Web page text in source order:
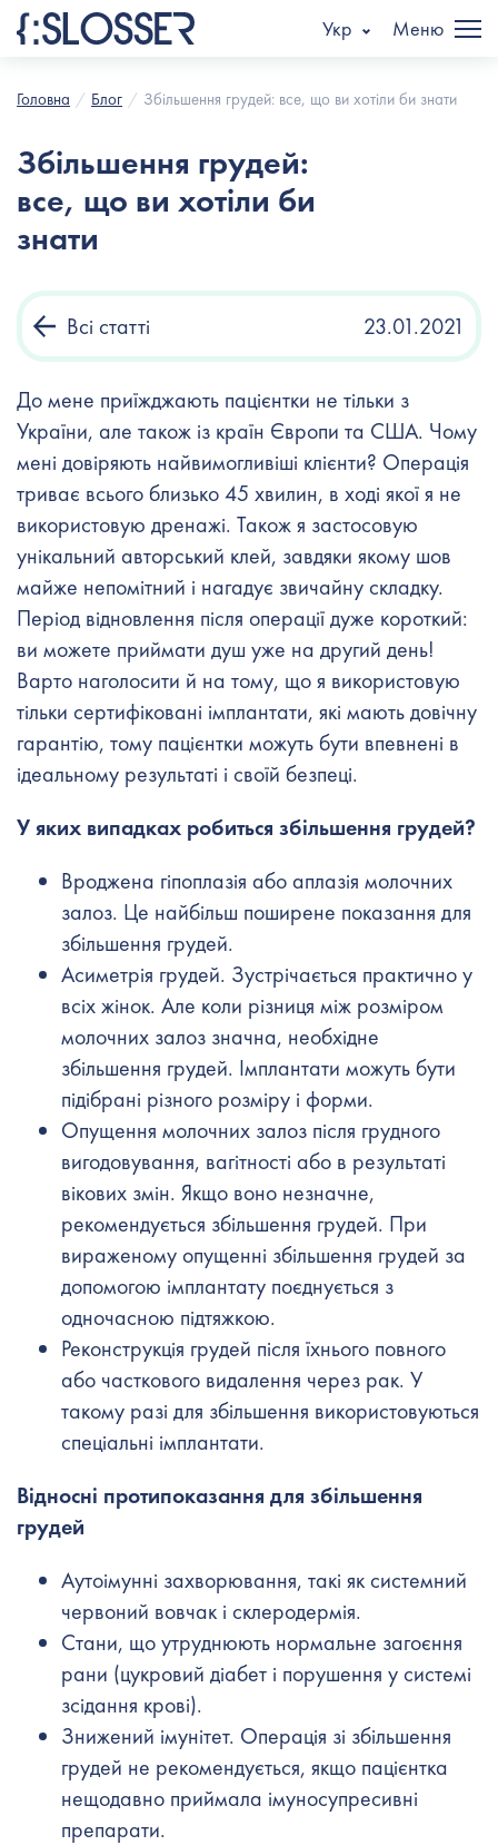
Укр Меню
Головна Блог Збільшення грудей: все, що ви хотіли би знати
Збільшення грудей:
все, що ви хотіли би
знати
Всі статті 23.01.2021
До мене приїжджають пацієнтки не тільки з
України, але також із країн Європи та США. Чому
мені довіряють найвимогливіші клієнти? Операція
триває всього близько 45 хвилин, в ході якої я не
використовую дренажі. Також я застосовую
унікальний авторський клей, завдяки якому шов
майже непомітний і нагадує звичайну складку.
Період відновлення після операції дуже короткий:
ви можете приймати душ уже на другий день!
Варто наголосити й на тому, що я використовую
тільки сертифіковані імплантати, які мають довічну
гарантію, тому пацієнтки можуть бути впевнені в
ідеальному результаті і своїй безпеці.
У яких випадках робиться збільшення грудей?
Вроджена гіпоплазія або аплазія молочних
залоз. Це найбільш поширене показання для
збільшення грудей.
Асиметрія грудей. Зустрічається практично у
всіх жінок. Але коли різниця між розміром
молочних залоз значна, необхідне
збільшення грудей. Імплантати можуть бути
підібрані різного розміру і форми.
Опущення молочних залоз після грудного
вигодовування, вагітності або в результаті
вікових змін. Якщо воно незначне,
рекомендується збільшення грудей. При
вираженому опущенні збільшення грудей за
допомогою імплантату поєднується з
одночасною підтяжкою.
Реконструкція грудей після їхнього повного
або часткового видалення через рак. У
такому разі для збільшення використовуються
спеціальні імплантати.
Відносні протипоказання для збільшення
грудей
Аутоімунні захворювання, такі як системний
червоний вовчак і склеродермія.
Стани, що утруднюють нормальне загоєння
рани (цукровий діабет і порушення у системі
зсідання крові).
Знижений імунітет. Операція зі збільшення
грудей не рекомендується, якщо пацієнтка
нещодавно приймала імуносупресивні
препарати.